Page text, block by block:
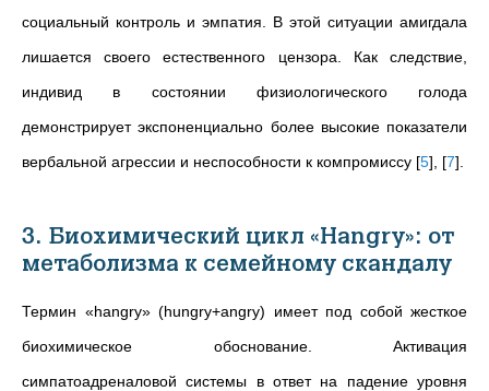
социальный контроль и эмпатия. В этой ситуации амигдала
лишается своего естественного цензора. Как следствие,
индивид в состоянии физиологического голода
демонстрирует экспоненциально более высокие показатели
вербальной агрессии и неспособности к компромиссу [5] [7]
3. Биохимический цикл «Hangry»: от
метаболизма к семейному скандалу
Термин «hangry» (hungry+angry) имеет под собой жесткое
биохимическое обоснование. Активация
симпатоадреналовой системы в ответ на падение уровня